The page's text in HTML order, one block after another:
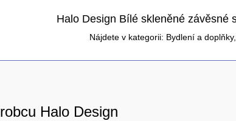
Halo Design Bílé skleněné závěsné
Nájdete v kategorii: Bydlení a doplňky,
Halo Design